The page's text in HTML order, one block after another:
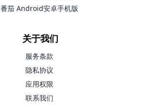
番茄 Android安卓手机版
关于我们
服务条款
隐私协议
应用权限
联系我们